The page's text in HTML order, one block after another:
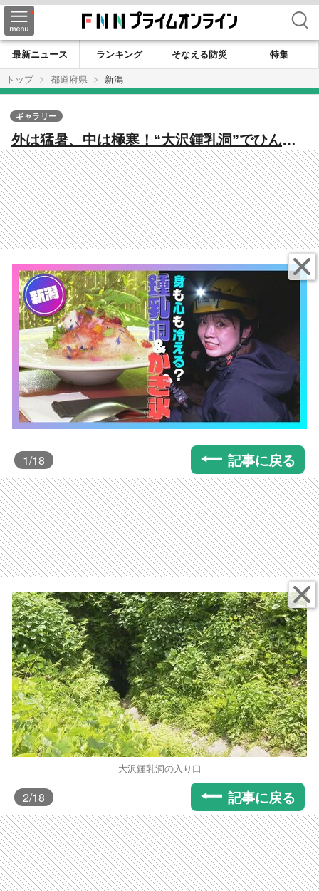
検索
最新ニュース ランキング そなえる防災
特集
トップ
都道府県 新潟
外は猛暑、中は極寒！“大沢鍾乳洞”でひんや
り絶景＆話題のフレンチ風かき氷を満喫♪ 新
潟・五泉市
ギャラリー
1/18 記事に戻る
大沢鍾乳洞の入り口
2/18 記事に戻る